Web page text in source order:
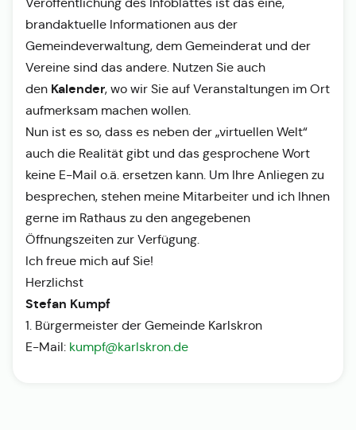
brandaktuelle Informationen aus der
Gemeindeverwaltung, dem Gemeinderat und der
Vereine sind das andere. Nutzen Sie auch
den Kalender, wo wir Sie auf Veranstaltungen im Ort
aufmerksam machen wollen.
Nun ist es so, dass es neben der „virtuellen Welt“
auch die Realität gibt und das gesprochene Wort
keine E-Mail o.ä. ersetzen kann. Um Ihre Anliegen zu
besprechen, stehen meine Mitarbeiter und ich Ihnen
gerne im Rathaus zu den angegebenen
Öffnungszeiten zur Verfügung.
Ich freue mich auf Sie!
Herzlichst
Stefan Kumpf
1. Bürgermeister der Gemeinde Karlskron
E-Mail: kumpf@karlskron.de